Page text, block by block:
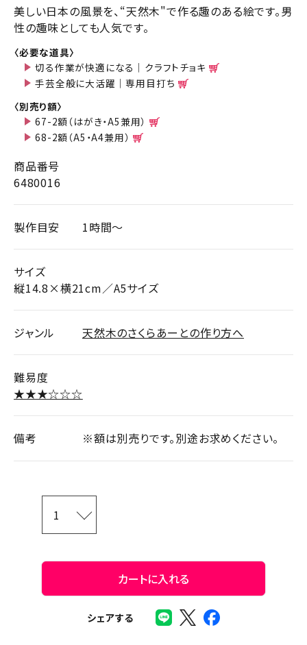
美しい日本の風景を、“天然木"で作る趣のある絵です。男
性の趣味としても人気です。
〈必要な道具〉
切る作業が快適になる｜クラフトチョキ
手芸全般に大活躍｜専用目打ち
〈別売り額〉
67-2額（はがき・A5兼用）
68-2額（A5・A4兼用）
商品番号
6480016
製作目安 1時間～
サイズ
縦14.8×横21cm／A5サイズ
ジャンル 天然木のさくらあーとの作り方へ
難易度
★★★☆☆☆
備考 ※額は別売りです。別途お求めください。
カートに入れる
シェアする